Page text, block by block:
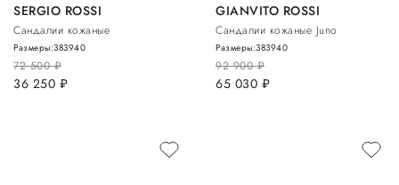
SERGIO ROSSI
Сандалии кожаные
72 500руб.
36 250 руб.
Размеры:383940
GIANVITO ROSSI
Сандалии кожаные Juno
92 900руб.
65 030 руб.
Размеры:383940